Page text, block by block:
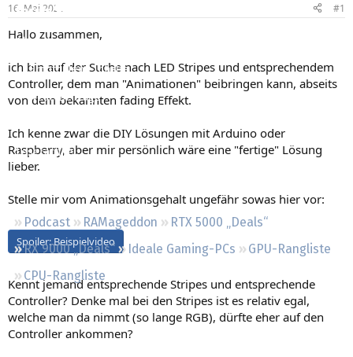
Forum
Aktuelles
Empfohlene Inhalte
Neue Beiträge
Leserartikel
Podcast RAMageddon
RTX 5000 „Deals“
RX 9000 „Deals“
Ideale Gaming-PCs
GPU-Rangliste
CPU-Rangliste
e
r
t
a
m
16. Mai 2021 #1
Hallo zusammen,
ich bin auf der Suche nach LED Stripes und entsprechendem
Controller, dem man "Animationen" beibringen kann, abseits
von dem bekannten fading Effekt.
Ich kenne zwar die DIY Lösungen mit Arduino oder
Raspberry, aber mir persönlich wäre eine "fertige" Lösung
lieber.
Stelle mir vom Animationsgehalt ungefähr sowas hier vor:
Spoiler:Beispielvideo
Kennt jemand entsprechende Stripes und entsprechende
Controller? Denke mal bei den Stripes ist es relativ egal,
welche man da nimmt (so lange RGB), dürfte eher auf den
Controller ankommen?